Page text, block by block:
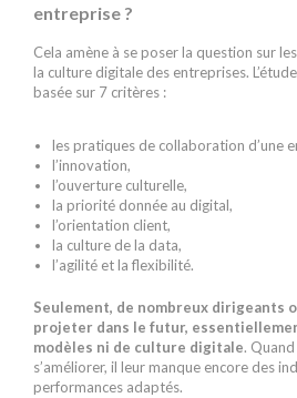
entreprise ?
Cela amène à se poser la question sur
la culture digitale des entreprises.
basée sur 7 critères :
les pratiques de collaboration d’une
l’innovation,
l’ouverture culturelle,
la priorité donnée au digital,
l’orientation client,
la culture de la data,
l’agilité et la flexibilité.
Seulement, de nombreux dirigeants
projeter dans le futur,
modèles ni de culture digitale.
s’améliorer, il leur manque encore des
performances adaptés.